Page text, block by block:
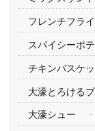
フレンチフラ
スパイシーポ
チキンバスケ
大濠とろける
大濠シュー